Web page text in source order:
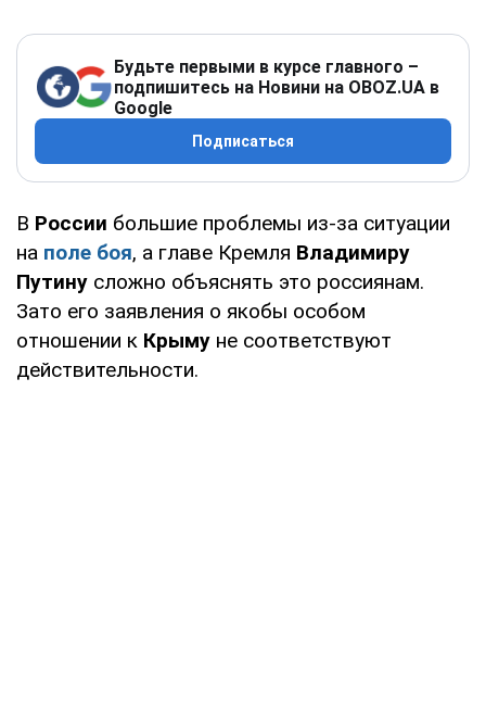
Будьте первыми в курсе главного –
подпишитесь на Новини на OBOZ.UA в
Google
Подписаться
В России большие проблемы из-за ситуации
на поле боя, а главе Кремля Владимиру
Путину сложно объяснять это россиянам.
Зато его заявления о якобы особом
отношении к Крыму не соответствуют
действительности.